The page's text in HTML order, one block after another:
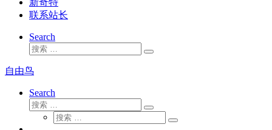
新奇特
联系站长
Search
搜
搜
自由鸟
Search
搜
搜
索
搜
搜